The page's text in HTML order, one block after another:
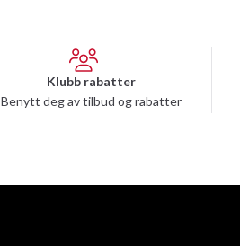
Klubb rabatter
Benytt deg av tilbud og rabatter